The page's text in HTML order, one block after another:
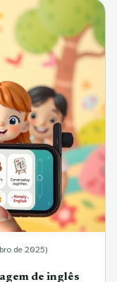
de 2025)
de inglês